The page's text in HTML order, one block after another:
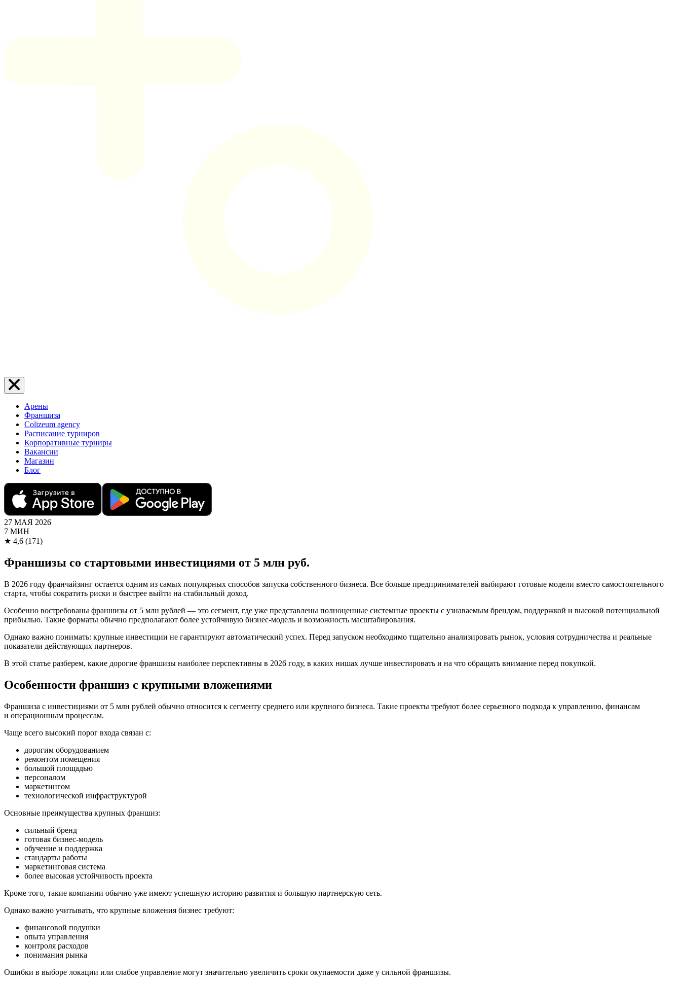
Арены
Франшиза
Colizeum agency
Расписание турниров
Корпоративные турниры
Вакансии
Магазин
Блог
27 МАЯ 2026
7 МИН
★ 4,6 (171)
Франшизы со стартовыми инвестициями от 5 млн руб.
В 2026 году франчайзинг остается одним из самых популярных способов запуска собственного бизнеса. Все больше предпринимателей выбирают готовые модели вместо самостоятельного
старта, чтобы сократить риски и быстрее выйти на стабильный доход.
Особенно востребованы франшизы от 5 млн рублей — это сегмент, где уже представлены полноценные системные проекты с узнаваемым брендом, поддержкой и высокой потенциальной
прибылью. Такие форматы обычно предполагают более устойчивую бизнес-модель и возможность масштабирования.
Однако важно понимать: крупные инвестиции не гарантируют автоматический успех. Перед запуском необходимо тщательно анализировать рынок, условия сотрудничества и реальные
показатели действующих партнеров.
В этой статье разберем, какие дорогие франшизы наиболее перспективны в 2026 году, в каких нишах лучше инвестировать и на что обращать внимание перед покупкой.
Особенности франшиз с крупными вложениями
Франшиза с инвестициями от 5 млн рублей обычно относится к сегменту среднего или крупного бизнеса. Такие проекты требуют более серьезного подхода к управлению, финансам
и операционным процессам.
Чаще всего высокий порог входа связан с:
дорогим оборудованием
ремонтом помещения
большой площадью
персоналом
маркетингом
технологической инфраструктурой
Основные преимущества крупных франшиз:
сильный бренд
готовая бизнес-модель
обучение и поддержка
стандарты работы
маркетинговая система
более высокая устойчивость проекта
Кроме того, такие компании обычно уже имеют успешную историю развития и большую партнерскую сеть.
Однако важно учитывать, что крупные вложения бизнес требуют:
финансовой подушки
опыта управления
контроля расходов
понимания рынка
Ошибки в выборе локации или слабое управление могут значительно увеличить сроки окупаемости даже у сильной франшизы.